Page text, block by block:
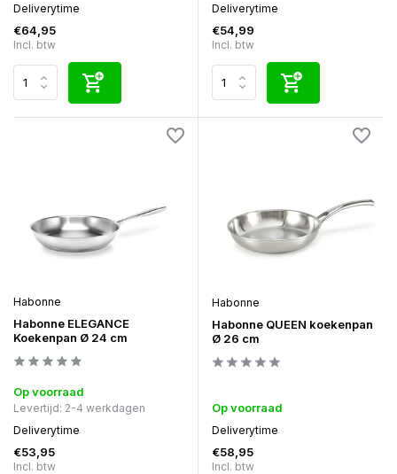
Deliverytime
€64,95
Incl. btw
Deliverytime
€54,99
Incl. btw
Habonne
Habonne ELEGANCE
Koekenpan Ø 24 cm
Op voorraad
Levertijd: 2-4 werkdagen
Deliverytime
€53,95
Incl. btw
Habonne
Habonne QUEEN koekenpan
Ø 26 cm
Op voorraad
Deliverytime
€58,95
Incl. btw